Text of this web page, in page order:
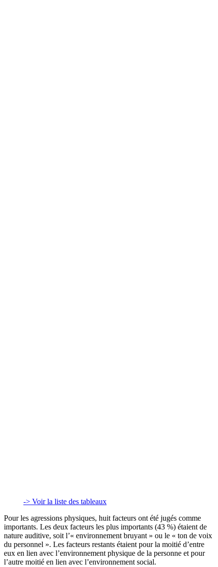
-> Voir la liste des tableaux
Pour les agressions physiques, huit facteurs ont été jugés comme
importants. Les deux facteurs les plus importants (43 %) étaient de
nature auditive, soit l’« environnement bruyant » ou le « ton de voix
du personnel ». Les facteurs restants étaient pour la moitié d’entre
eux en lien avec l’environnement physique de la personne et pour
l’autre moitié en lien avec l’environnement social.